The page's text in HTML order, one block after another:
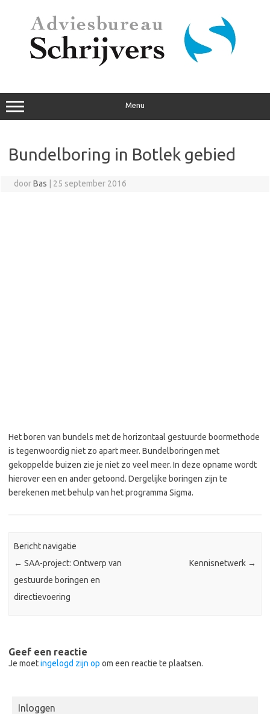
Menu
Bundelboring in Botlek gebied
doorBas 25 september 2016
Het boren van bundels met de horizontaal gestuurde boormethode
is tegenwoordig niet zo apart meer. Bundelboringen met
gekoppelde buizen zie je niet zo veel meer. In deze opname wordt
hierover een en ander getoond. Dergelijke boringen zijn te
berekenen met behulp van het programma Sigma.
Bericht navigatie
← SAA-project: Ontwerp van
gestuurde boringen en
directievoering
Kennisnetwerk →
Geef een reactie
Je moetingelogd zijn op om een reactie te plaatsen.
Inloggen